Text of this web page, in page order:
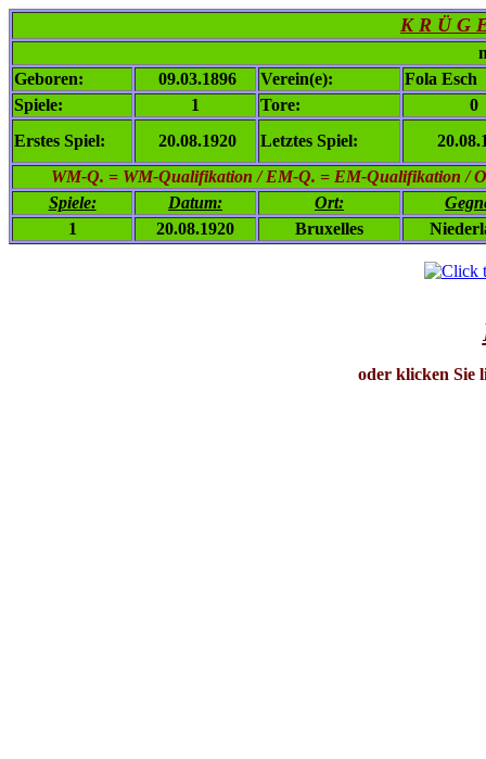
K R Ü G
Geboren:
09.03.1896 Verein(e):
Fola Esch
Spiele:
1 Tore:
0
Erstes Spiel:
20.08.1920 Letztes Spiel:
WM-Q. = WM-Qualifikation / EM-Q. = EM-Qualifikation /
Spiele:
Datum: Ort:
1
20.08.1920 Bruxelles
oder klicken Sie